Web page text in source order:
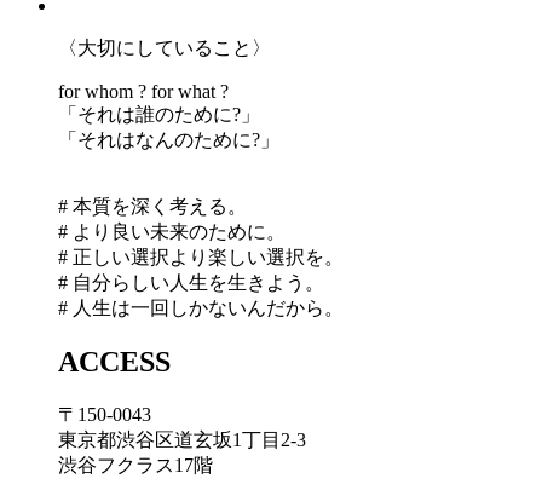
〈大切にしていること〉
for whom ? for what ?
「 それは誰のために?」
「 それはなんのために?」
# 本質を深く考える。
# より良い未来のために。
# 正しい選択より楽しい選択を。
# 自分らしい人生を生きよう。
# 人生は一回しかないんだから。
ACCESS
〒150-0043
東京都渋谷区道玄坂1丁目2-3
渋谷フクラス17階